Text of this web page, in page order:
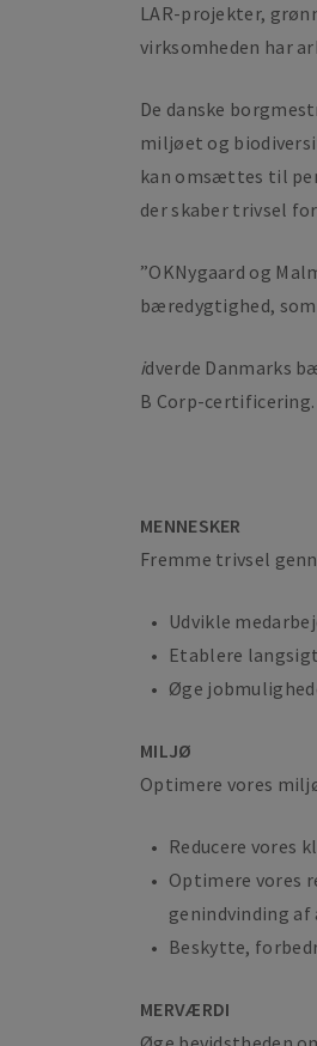
LAR-projekter,
virksomheden har
De danske
miljøet og
kan omsættes til
der skaber trivsel
”OKNygaard og
bæredygtighed,
idverde Danmarks
B Corp-certificering.
MENNESKER
Fremme trivsel
Udvikle
Etablere
Øge
MILJØ
Optimere vores
Reducere vores
Optimere vores
genindvinding
Beskytte,
MERVÆRDI